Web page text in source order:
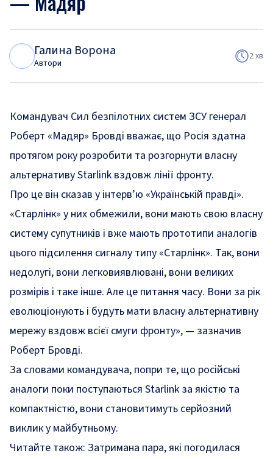
Галина Ворона
Автори
2 хв
Командувач Сил безпілотних систем ЗСУ генерал
Роберт «Мадяр» Бровді вважає, що Росія здатна
протягом року розробити та розгорнути власну
альтернативу Starlink вздовж лінії фронту.
Про це він сказав у інтерв’ю «Українській правді».
«Старлінк» у них обмежили, вони мають свою власну
систему супутників і вже мають прототипи аналогів
цього підсилення сигналу типу «Старлінк». Так, вони
недолугі, вони легковиявлювані, вони великих
розмірів і таке інше. Але це питання часу. Вони за рік
еволюціонують і будуть мати власну альтернативну
мережу вздовж всієї смуги фронту», — зазначив
Роберт Бровді.
За словами командувача, попри те, що російські
аналоги поки поступаються Starlink за якістю та
компактністю, вони становитимуть серйозний
виклик у майбутньому.
Читайте також: Затримана пара, які погодилася